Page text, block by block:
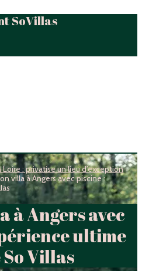
SoVillas
: privatise un lieu d’exception
villa à Angers avec piscine :
à Angers avec
ultime
So Villas